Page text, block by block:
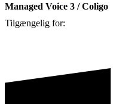
Managed Voice 3 / Coligo
Tilgængelig for: